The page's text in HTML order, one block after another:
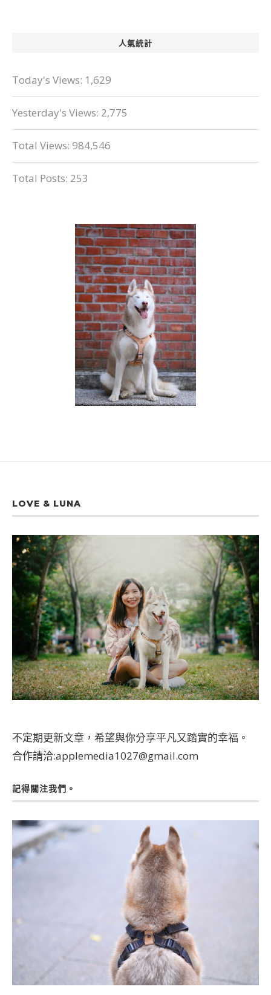
人氣統計
Today's Views: 1,629
Yesterday's Views: 2,775
Total Views: 984,546
Total Posts: 253
LOVE & LUNA
不定期更新文章，希望與你分享平凡又踏實的幸福。
合作請洽:applemedia1027@gmail.com
記得關注我們。